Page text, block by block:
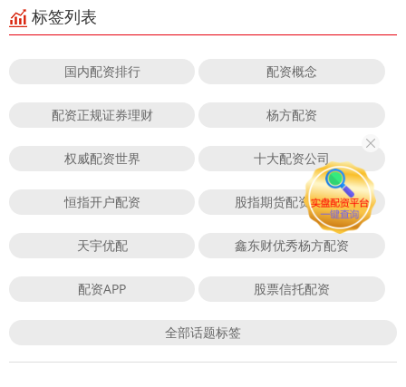
标签列表
国内配资排行 配资概念
配资正规证券理财 杨方配资
权威配资世界 十大配资公司
恒指开户配资 股指期货配资合法吗
天宇优配 鑫东财优秀杨方配资
配资APP 股票信托配资
全部话题标签